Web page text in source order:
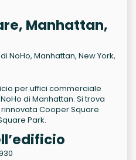
Manhattan,
NoHo, Manhattan, New York,
per uffici commerciale
di Manhattan. Si trova
Cooper Square
Park.